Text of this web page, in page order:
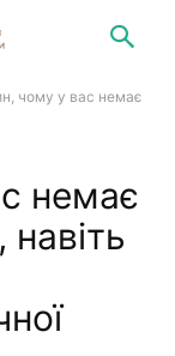
чому у вас немає
немає